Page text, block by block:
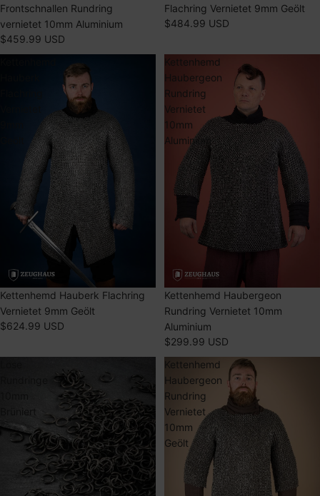
Frontschnallen Rundring
vernietet 10mm Aluminium
$459.99 USD
Flachring Vernietet 9mm Geölt
$484.99 USD
Kettenhemd Hauberk Flachring
Vernietet 9mm Geölt
$624.99 USD
Kettenhemd
Haubergeon
Rundring
Vernietet
10mm
Aluminium
Kettenhemd Haubergeon
Rundring Vernietet 10mm
Aluminium
$299.99 USD
Brüniert
Kettenhemd
Haubergeon
Rundring
Vernietet
10mm
Geölt